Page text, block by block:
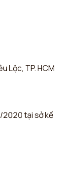
Lộc, TP. HCM
tại sở kế